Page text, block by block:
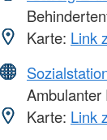
Karte: Link
Ambulanter
Karte: Link